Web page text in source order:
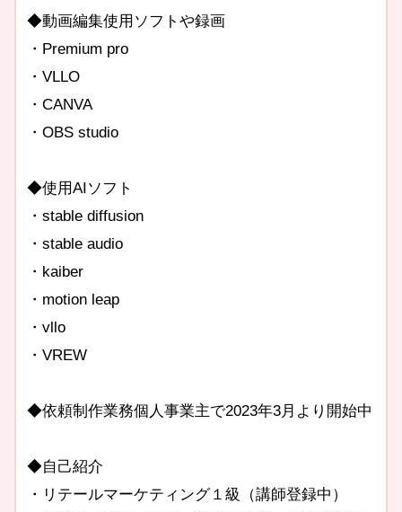
◆動画編集使用ソフトや録画
・Premium pro
・VLLO
・CANVA
・OBS studio
◆使用AIソフト
・stable diffusion
・stable audio
・kaiber
・motion leap
・vllo
・VREW
◆依頼制作業務個人事業主で2023年3月より開始中
◆自己紹介
・リテールマーケティング１級（講師登録中）